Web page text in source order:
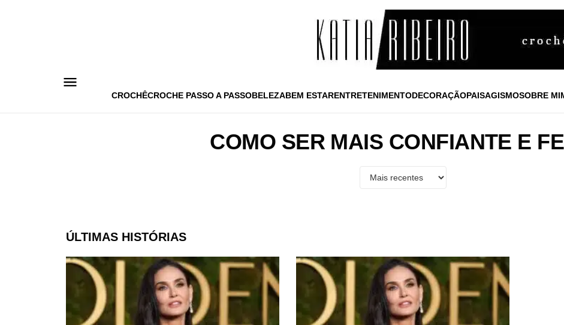
CROCHÊCROCHE PASSO A PASSOBELEZABEM ESTARENTRETENIMENTODECORAÇÃOPAISAGISMOSOBRE
COMO SER MAIS CONFIANTE E
ÚLTIMAS HISTÓRIAS